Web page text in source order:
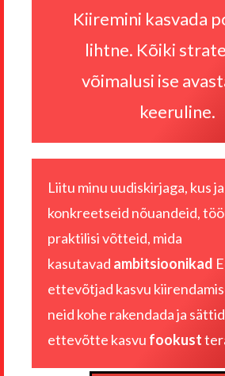
Kiiremini kasvada
lihtne. Kõiki
võimalusi ise
keeruline.
Liitu minu uudiskirjaga, kus
konkreetseid nõuandeid,
praktilisi võtteid, mida
kasutavad ambitsioonikad
ettevõtjad kasvu
neid kohe rakendada ja
ettevõtte kasvu fookust